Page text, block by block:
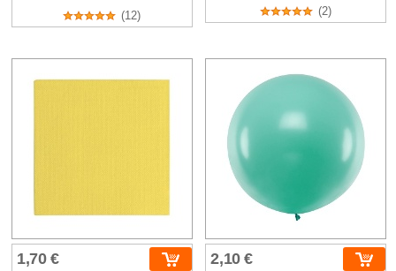
(12)
(2)
1,70 € 2,10 €